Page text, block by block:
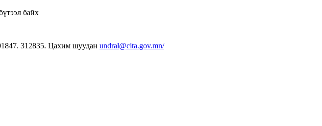
байх
312835. Цахим шуудан undral@cita.gov.mn/